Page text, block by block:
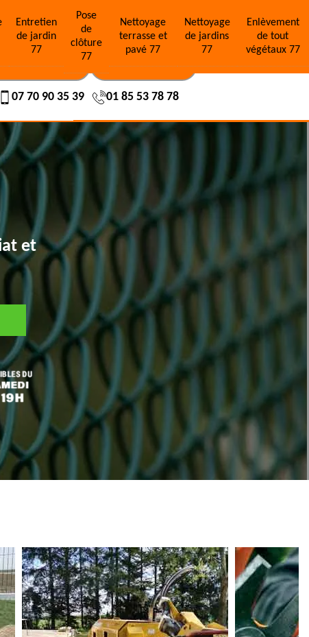
Entretien
de jardin
77
Pose
de
clôture
77
Nettoyage
terrasse et
pavé 77
Nettoyage
de jardins
77
Enlèvement
de tout
végétaux 77
RÉALISATIONS NOUS CONTACTER
07 70 90 35 39 01 85 53 78 78
et